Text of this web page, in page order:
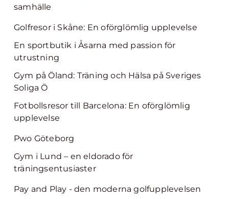
samhälle
Golfresor i Skåne: En oförglömlig upplevelse
En sportbutik i Åsarna med passion för
utrustning
Gym på Öland: Träning och Hälsa på Sveriges
Soliga Ö
Fotbollsresor till Barcelona: En oförglömlig
upplevelse
Pwo Göteborg
Gym i Lund – en eldorado för
träningsentusiaster
Pay and Play - den moderna golfupplevelsen